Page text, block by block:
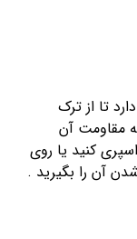
نمدار نگاه دارد تا از ترک
مقاومت آن
کنید یا روی
آن را بگیرید .